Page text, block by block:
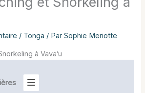
/ Tonga / ParSophie Meriotte
à Vava’u